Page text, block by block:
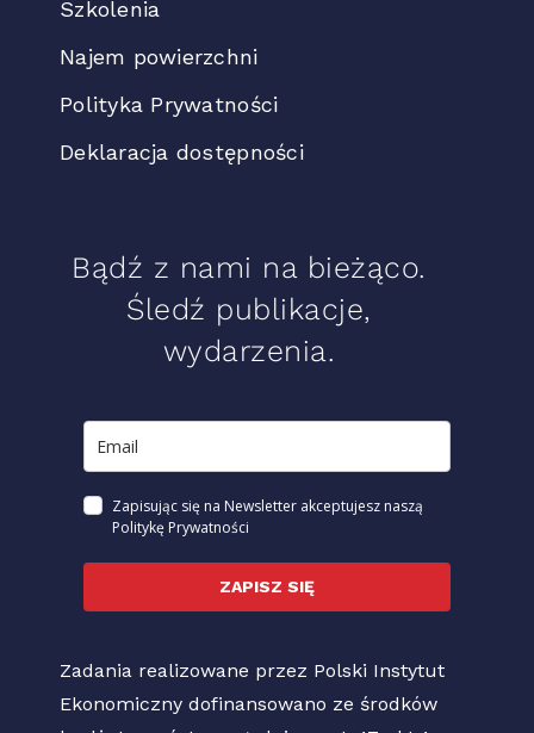
Szkolenia
Najem powierzchni
Polityka Prywatności
Deklaracja dostępności
Bądź z nami na bieżąco.
Śledź publikacje,
wydarzenia.
Zapisując się na Newsletter akceptujesz naszą
Politykę Prywatności
ZAPISZ SIĘ
Zadania realizowane przez Polski Instytut
Ekonomiczny dofinansowano ze środków